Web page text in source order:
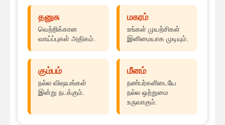
தனுசு
வெற்றிக்கான
வாய்ப்புகள் அதிகம்.
மகரம்
உங்கள் முயற்சிகள்
இனிமையாக முடியும்.
கும்பம்
நல்ல விஷயங்கள்
இன்று நடக்கும்.
மீனம்
நண்பர்களிடையே
நல்ல ஒற்றுமை
உருவாகும்.